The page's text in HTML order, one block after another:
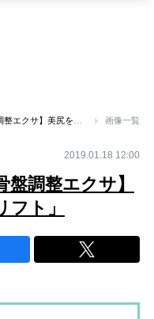
画像一覧
2019.01.18 12:00
調整エクサ】
ト」